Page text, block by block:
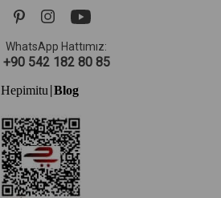
WhatsApp Hattımız:
+90 542 182 80 85
Hepimitu| Blog